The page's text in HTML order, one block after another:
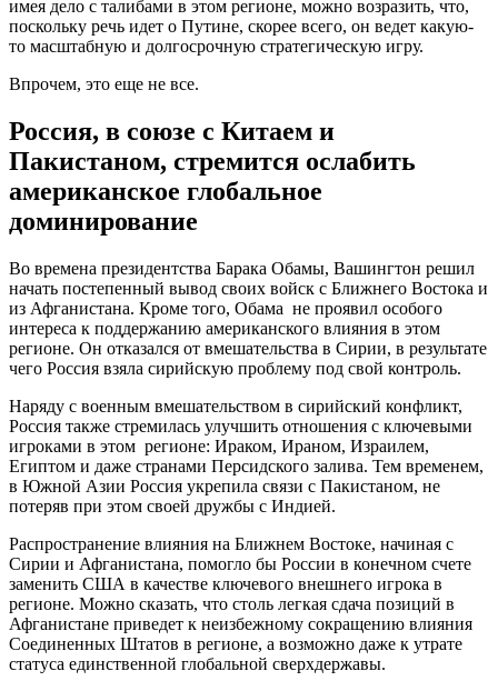
имея дело с талибами в этом регионе, можно возразить, что,
поскольку речь идет о Путине, скорее всего, он ведет какую-
то масштабную и долгосрочную стратегическую игру.
Впрочем, это еще не все.
Россия, в союзе с Китаем и
Пакистаном, стремится ослабить
американское глобальное
доминирование
Во времена президентства Барака Обамы, Вашингтон решил
начать постепенный вывод своих войск с Ближнего Востока и
из Афганистана. Кроме того, Обама не проявил особого
интереса к поддержанию американского влияния в этом
регионе. Он отказался от вмешательства в Сирии, в результате
чего Россия взяла сирийскую проблему под свой контроль.
Наряду с военным вмешательством в сирийский конфликт,
Россия также стремилась улучшить отношения с ключевыми
игроками в этом регионе: Ираком, Ираном, Израилем,
Египтом и даже странами Персидского залива. Тем временем,
в Южной Азии Россия укрепила связи с Пакистаном, не
потеряв при этом своей дружбы с Индией.
Распространение влияния на Ближнем Востоке, начиная с
Сирии и Афганистана, помогло бы России в конечном счете
заменить США в качестве ключевого внешнего игрока в
регионе. Можно сказать, что столь легкая сдача позиций в
Афганистане приведет к неизбежному сокращению влияния
Соединенных Штатов в регионе, а возможно даже к утрате
статуса единственной глобальной сверхдержавы.